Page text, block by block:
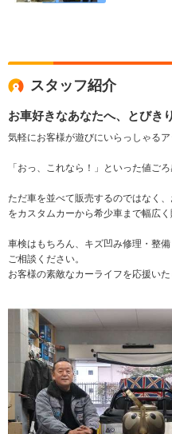
スタッフ紹介
お車好きなあなたへ、とびき
気軽にお客様が遊びにいらっしゃるア
「おっ、これなら！」といった値ご
ただ車を並べて販売するのではなく
をカスタムカーから希少車まで幅広く
車検はもちろん、キズ凹み修理・整
ご相談ください。
お客様の素敵なカーライフを応援いた